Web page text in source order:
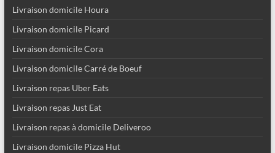
Livraison domicile Houra
Livraison domicile Picard
Livraison domicile Cora
Livraison domicile Carré de Boeuf
Livraison repas Uber Eats
Livraison repas Just Eat
Livraison repas à domicile Deliveroo
Livraison domicile Pizza Hut